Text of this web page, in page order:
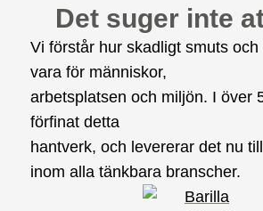
Det suger inte
Vi förstår hur skadligt smuts och
vara för människor,
arbetsplatsen och miljön. I över
förfinat detta
hantverk, och levererar det nu
inom alla tänkbara branscher.